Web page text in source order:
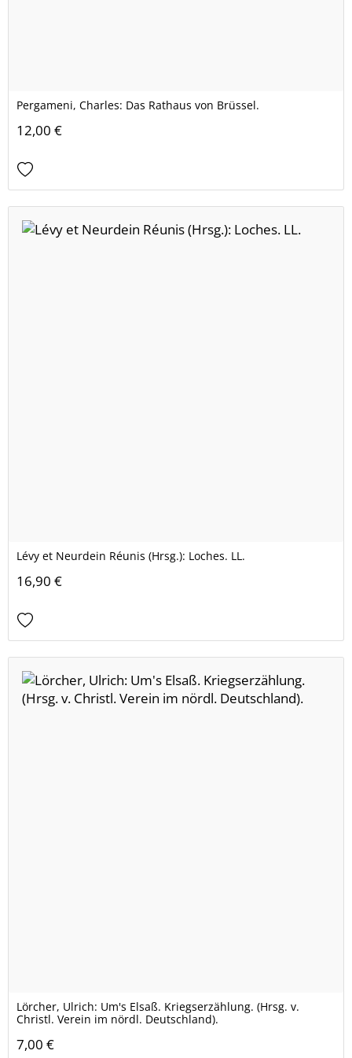
Pergameni, Charles: Das Rathaus von Brüssel.
12,00 €
Lévy et Neurdein Réunis (Hrsg.): Loches. LL.
16,90 €
Lörcher, Ulrich: Um's Elsaß. Kriegserzählung. (Hrsg. v.
Christl. Verein im nördl. Deutschland).
7,00 €